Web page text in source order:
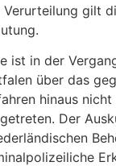
gilt
ist in der
über das
hinaus
Der